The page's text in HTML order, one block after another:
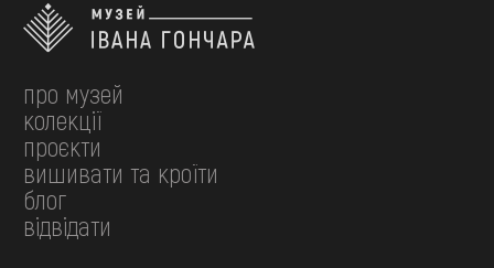
про музей
колекції
проєкти
вишивати та кроїти
блог
відвідати